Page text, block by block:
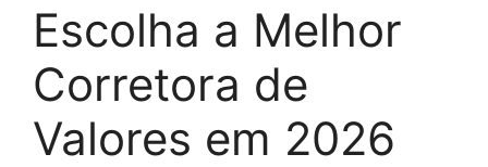
Escolha a Melhor
Corretora de
Valores em 2026